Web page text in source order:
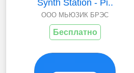
Synth Station - Pi..
ООО МЬЮЗИК БРЭС
Бесплатно